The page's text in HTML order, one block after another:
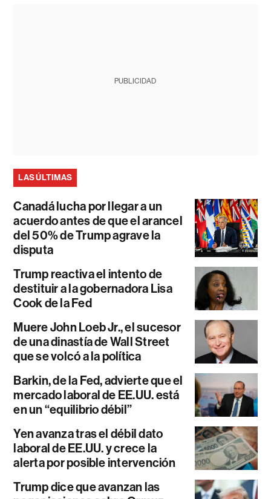
PUBLICIDAD
LAS ÚLTIMAS
Canadá lucha por llegar a un
acuerdo antes de que el arancel
del 50% de Trump agrave la
disputa
Trump reactiva el intento de
destituir a la gobernadora Lisa
Cook de la Fed
Muere John Loeb Jr., el sucesor
de una dinastía de Wall Street
que se volcó a la política
Barkin, de la Fed, advierte que el
mercado laboral de EE.UU. está
en un “equilibrio débil”
Yen avanza tras el débil dato
laboral de EE.UU. y crece la
alerta por posible intervención
Trump dice que avanzan las